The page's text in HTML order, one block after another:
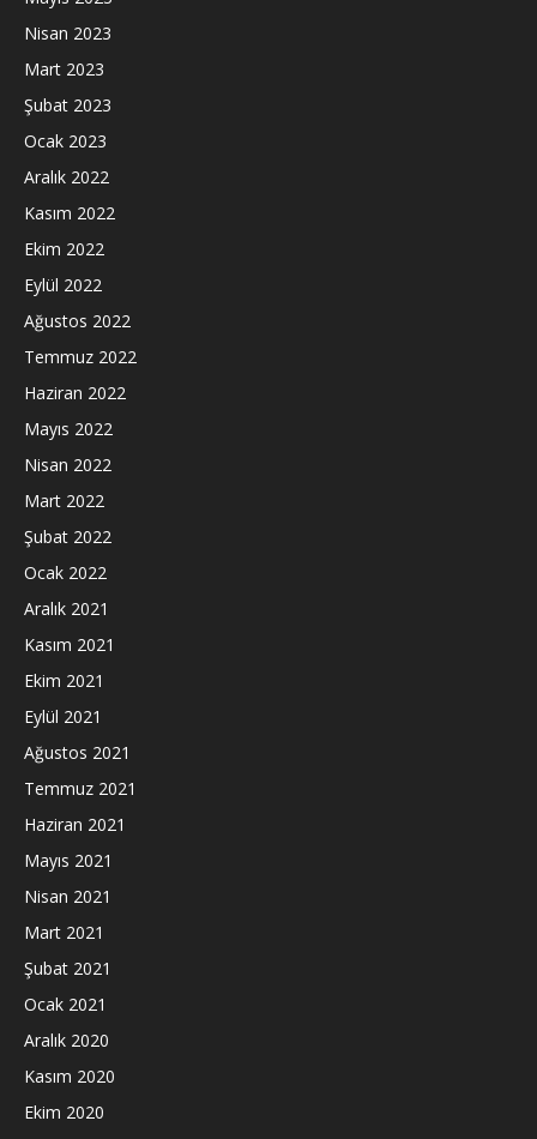
Nisan 2023
Mart 2023
Şubat 2023
Ocak 2023
Aralık 2022
Kasım 2022
Ekim 2022
Eylül 2022
Ağustos 2022
Temmuz 2022
Haziran 2022
Mayıs 2022
Nisan 2022
Mart 2022
Şubat 2022
Ocak 2022
Aralık 2021
Kasım 2021
Ekim 2021
Eylül 2021
Ağustos 2021
Temmuz 2021
Haziran 2021
Mayıs 2021
Nisan 2021
Mart 2021
Şubat 2021
Ocak 2021
Aralık 2020
Kasım 2020
Ekim 2020